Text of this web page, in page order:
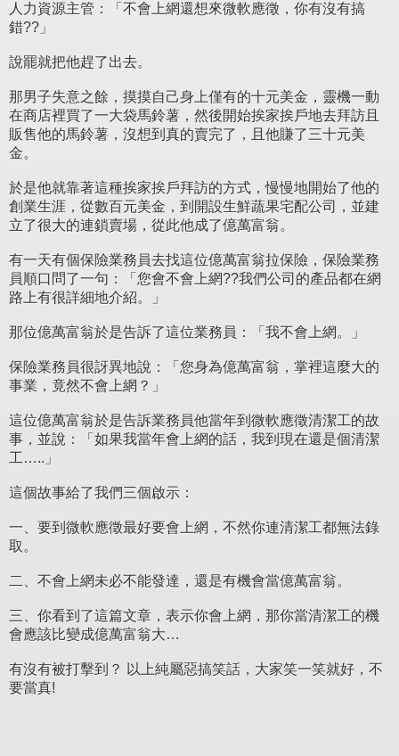
人力資源主管：「不會上網還想來微軟應徵，你有沒有搞
錯??」
說罷就把他趕了出去。
那男子失意之餘，摸摸自己身上僅有的十元美金，靈機一動
在商店裡買了一大袋馬鈴薯，然後開始挨家挨戶地去拜訪且
販售他的馬鈴薯，沒想到真的賣完了，且他賺了三十元美
金。
於是他就靠著這種挨家挨戶拜訪的方式，慢慢地開始了他的
創業生涯，從數百元美金，到開設生鮮蔬果宅配公司，並建
立了很大的連鎖賣場，從此他成了億萬富翁。
有一天有個保險業務員去找這位億萬富翁拉保險，保險業務
員順口問了一句：「您會不會上網??我們公司的產品都在網
路上有很詳細地介紹。」
那位億萬富翁於是告訴了這位業務員：「我不會上網。」
保險業務員很訝異地說：「您身為億萬富翁，掌裡這麼大的
事業，竟然不會上網？」
這位億萬富翁於是告訴業務員他當年到微軟應徵清潔工的故
事，並說：「如果我當年會上網的話，我到現在還是個清潔
工…..」
這個故事給了我們三個啟示：
一、要到微軟應徵最好要會上網，不然你連清潔工都無法錄
取。
二、不會上網未必不能發達，還是有機會當億萬富翁。
三、你看到了這篇文章，表示你會上網，那你當清潔工的機
會應該比變成億萬富翁大…
有沒有被打擊到？ 以上純屬惡搞笑話，大家笑一笑就好，不
要當真!